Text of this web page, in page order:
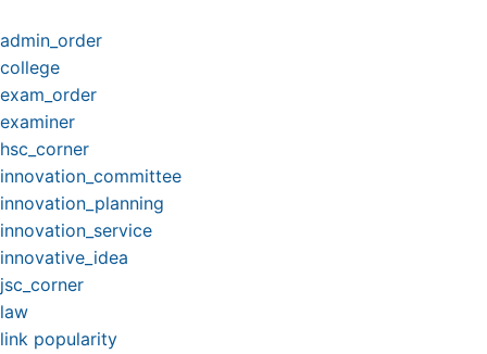
admin_order
college
exam_order
examiner
hsc_corner
innovation_committee
innovation_planning
innovation_service
innovative_idea
jsc_corner
law
link popularity